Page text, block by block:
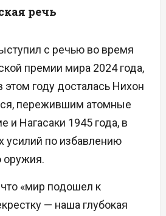
речь
с речью во время
премии мира 2024 года,
этом году досталась Нихон
пережившим атомные
и Нагасаки 1945 года, в
усилий по избавлению
оружия.
«мир подошел к
— наша глубокая